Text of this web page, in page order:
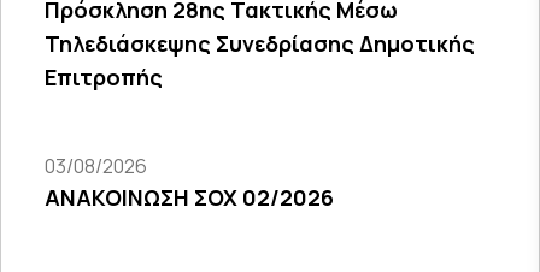
Πρόσκληση 28ης Τακτικής Μέσω
Τηλεδιάσκεψης Συνεδρίασης Δημοτικής
Επιτροπής
03/08/2026
ΑΝΑΚΟΙΝΩΣΗ ΣΟΧ 02/2026